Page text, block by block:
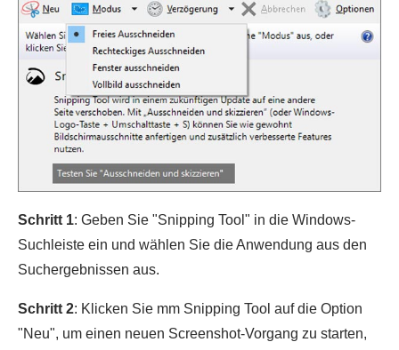
Schritt 1: Geben Sie "Snipping Tool" in die Windows-
Suchleiste ein und wählen Sie die Anwendung aus den
Suchergebnissen aus.
Schritt 2: Klicken Sie mm Snipping Tool auf die Option
"Neu", um einen neuen Screenshot-Vorgang zu starten,